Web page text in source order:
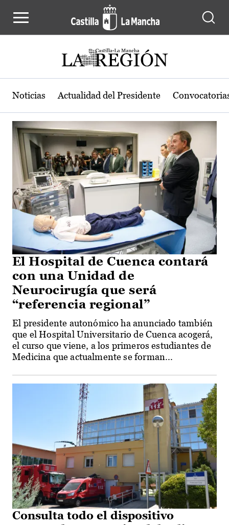
Actualidad de la región de Castilla-
Noticias Actualidad del Presidente
El Hospital de Cuenca contará
con una Unidad de
Neurocirugía que será
“referencia regional”
El presidente autonómico ha anunciado también
que el Hospital Universitario de Cuenca acogerá,
el curso que viene, a los primeros estudiantes de
Medicina que actualmente se forman...
Consulta todo el dispositivo